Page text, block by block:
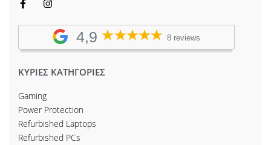
4,9 8 reviews
ΚΥΡΙΕΣ ΚΑΤΗΓΟΡΙΕΣ
Gaming
Power Protection
Refurbished Laptops
Refurbished PCs